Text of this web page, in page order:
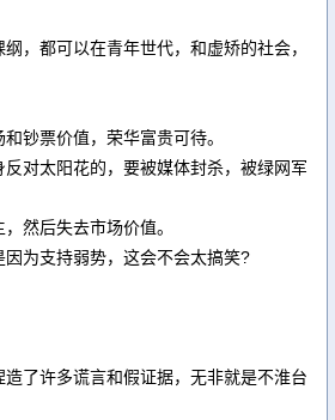
，都可以在青年世代，和虚矫的社会，
钞票价值，荣华富贵可待。
对太阳花的，要被媒体封杀，被绿网军
然后失去市场价值。
为支持弱势，这会不会太搞笑?
了许多谎言和假证据，无非就是不淮台